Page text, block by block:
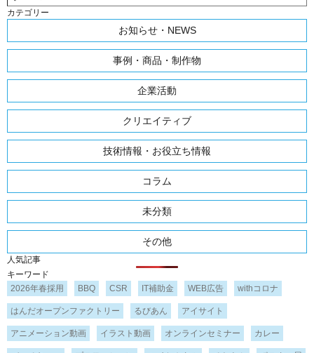
カテゴリー
お知らせ・NEWS
事例・商品・制作物
企業活動
クリエイティブ
技術情報・お役立ち情報
コラム
未分類
その他
人気記事
キーワード
2026年春採用
BBQ CSR IT補助金 WEB広告 withコロナ
はんだオープンファクトリー るびあん アイサイト
アニメーション動画 イラスト動画 オンラインセミナー カレー